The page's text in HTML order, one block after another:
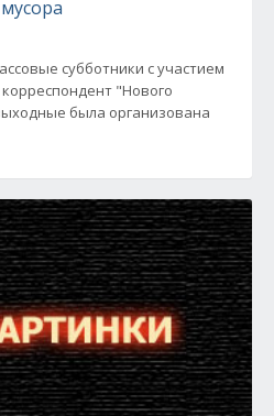
субботники с участием
"Нового
была организована